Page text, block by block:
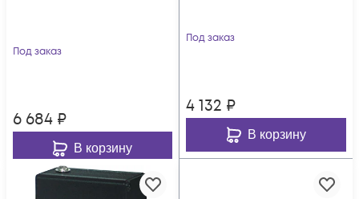
Под заказ
6 684 ₽
В корзину
Под заказ
4 132 ₽
В корзину